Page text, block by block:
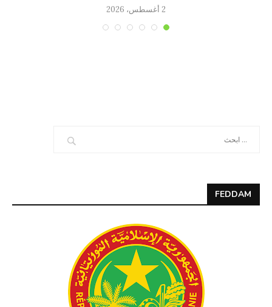
2 أغسطس، 2026
FEDDAM